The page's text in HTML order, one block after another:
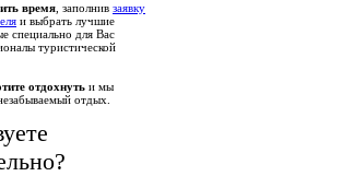
время , заполнив заявку
и выбрать лучшие
специально для Вас
туристической
отдохнуть и мы
отдых.